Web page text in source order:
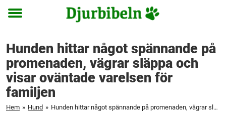
Toggle
Hunden hittar något spännande på
promenaden, vägrar släppa och
visar oväntade varelsen för
familjen
Hem » Hund » Hunden hittar något spännande på promenaden, vägrar släppa och visar oväntade varelsen för familjen